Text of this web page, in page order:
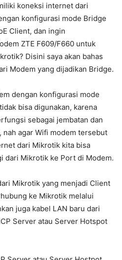
koneksi internet dari
konfigurasi mode Bridge
Client, dan ingin
ZTE F609/F660 untuk
Disini saya akan bahas
Modem yang dijadikan Bridge.
dengan konfigurasi mode
bisa digunakan, karena
sebagai jembatan dan
agar Wifi modem tersebut
dari Mikrotik kita bisa
dari Mikrotik ke Port di Modem.
Mikrotik yang menjadi Client
ke Mikrotik melalui
juga kabel LAN baru dari
Server atau Server Hotspot